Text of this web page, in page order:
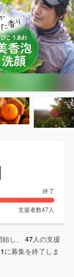
終了
支援者数47人
し、 47人の支援
に募集を終了しま